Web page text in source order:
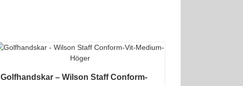
Golfhandskar – Wilson Staff Conform-